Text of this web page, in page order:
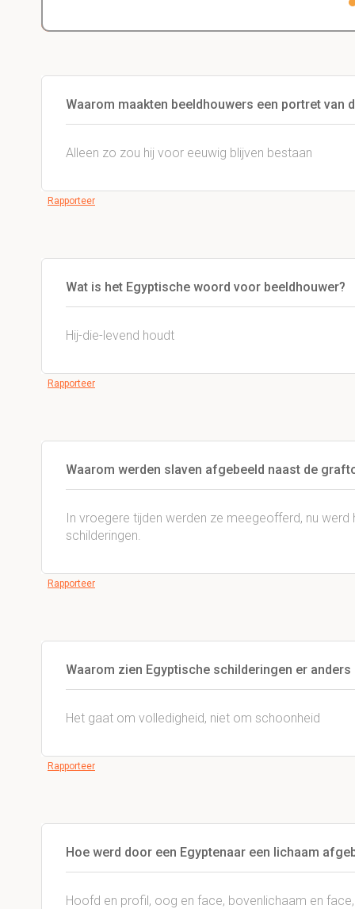
Waarom maakten beeldhouwers een portret van
Alleen zo zou hij voor eeuwig blijven bestaan
Rapporteer
Wat is het Egyptische woord voor beeldhouwer?
Hij-die-levend houdt
Rapporteer
Waarom werden slaven afgebeeld naast de
In vroegere tijden werden ze meegeofferd, nu
schilderingen.
Rapporteer
Waarom zien Egyptische schilderingen er
Het gaat om volledigheid, niet om schoonheid
Rapporteer
Hoe werd door een Egyptenaar een lichaam
Hoofd en profil, oog en face, bovenlichaam en